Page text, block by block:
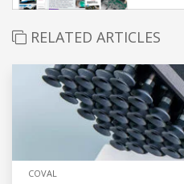
RELATED ARTICLES
COVAL